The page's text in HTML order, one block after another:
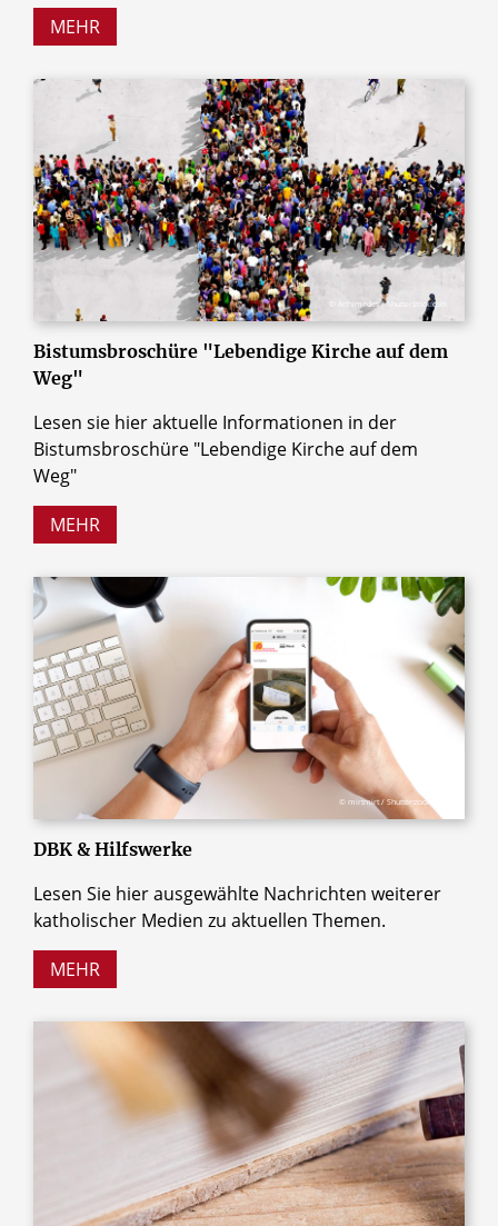
MEHR
© Arthimedes / Shutterstock.com
Bistumsbroschüre "Lebendige Kirche auf dem
Weg"
Lesen sie hier aktuelle Informationen in der
Bistumsbroschüre "Lebendige Kirche auf dem
Weg"
MEHR
© mirtmirt / Shutterstock.com
DBK & Hilfswerke
Lesen Sie hier ausgewählte Nachrichten weiterer
katholischer Medien zu aktuellen Themen.
MEHR